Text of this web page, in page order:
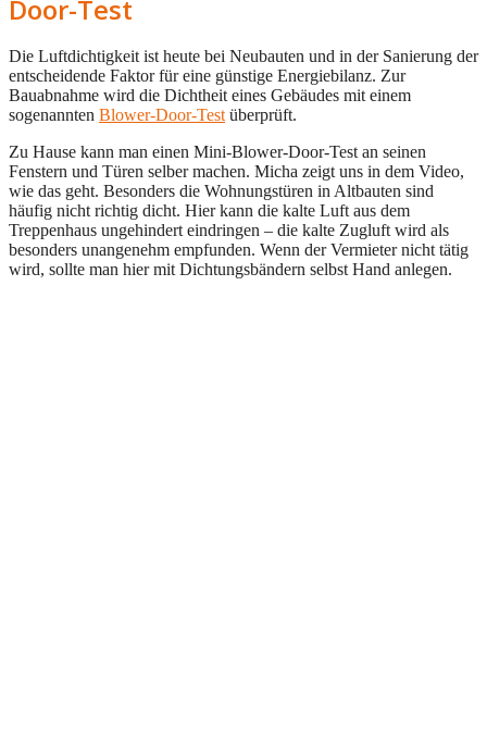
Door-Test
Die Luftdichtigkeit ist heute bei Neubauten und in der Sanierung der
entscheidende Faktor für eine günstige Energiebilanz. Zur
Bauabnahme wird die Dichtheit eines Gebäudes mit einem
sogenannten Blower-Door-Test überprüft.
Zu Hause kann man einen Mini-Blower-Door-Test an seinen
Fenstern und Türen selber machen. Micha zeigt uns in dem Video,
wie das geht. Besonders die Wohnungstüren in Altbauten sind
häufig nicht richtig dicht. Hier kann die kalte Luft aus dem
Treppenhaus ungehindert eindringen – die kalte Zugluft wird als
besonders unangenehm empfunden. Wenn der Vermieter nicht tätig
wird, sollte man hier mit Dichtungsbändern selbst Hand anlegen.